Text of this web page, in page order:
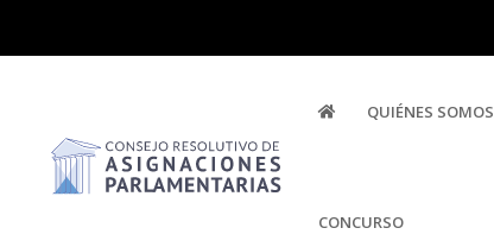
QUIÉNES SOMOS
CONCURSO